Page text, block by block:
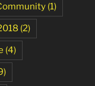
(1)
(2)
(4)